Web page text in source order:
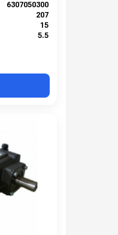
6307050300
207
15
5.5